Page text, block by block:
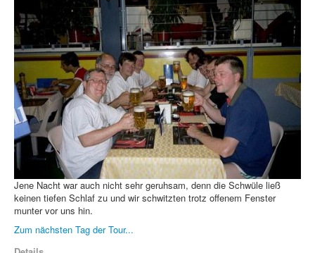
Jene Nacht war auch nicht sehr geruhsam, denn die Schwüle ließ
keinen tiefen Schlaf zu und wir schwitzten trotz offenem Fenster
munter vor uns hin.
Zum nächsten Tag der Tour...